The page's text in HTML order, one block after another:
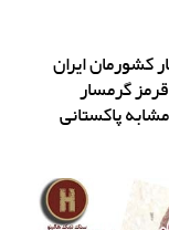
کشورمان ایران
گرمسار
پاکستانی